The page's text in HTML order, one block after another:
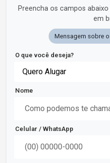
Preencha os campos
em
Mensagem sobre o
O que você deseja?
Quero Alugar
Nome
Celular / WhatsApp